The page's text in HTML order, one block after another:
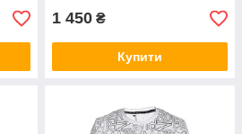
1 450 ₴
Купити